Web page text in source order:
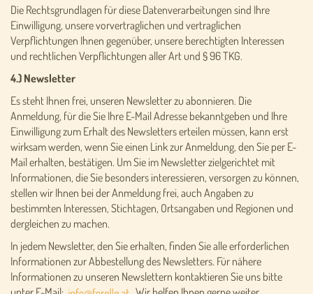
Die Rechtsgrundlagen für diese Datenverarbeitungen sind Ihre
Einwilligung, unsere vorvertraglichen und vertraglichen
Verpflichtungen Ihnen gegenüber, unsere berechtigten Interessen
und rechtlichen Verpflichtungen aller Art und § 96 TKG.
4.) Newsletter
Es steht Ihnen frei, unseren Newsletter zu abonnieren. Die
Anmeldung, für die Sie Ihre E-Mail Adresse bekanntgeben und Ihre
Einwilligung zum Erhalt des Newsletters erteilen müssen, kann erst
wirksam werden, wenn Sie einen Link zur Anmeldung, den Sie per E-
Mail erhalten, bestätigen. Um Sie im Newsletter zielgerichtet mit
Informationen, die Sie besonders interessieren, versorgen zu können,
stellen wir Ihnen bei der Anmeldung frei, auch Angaben zu
bestimmten Interessen, Stichtagen, Ortsangaben und Regionen und
dergleichen zu machen.
In jedem Newsletter, den Sie erhalten, finden Sie alle erforderlichen
Informationen zur Abbestellung des Newsletters. Für nähere
Informationen zu unseren Newslettern kontaktieren Sie uns bitte